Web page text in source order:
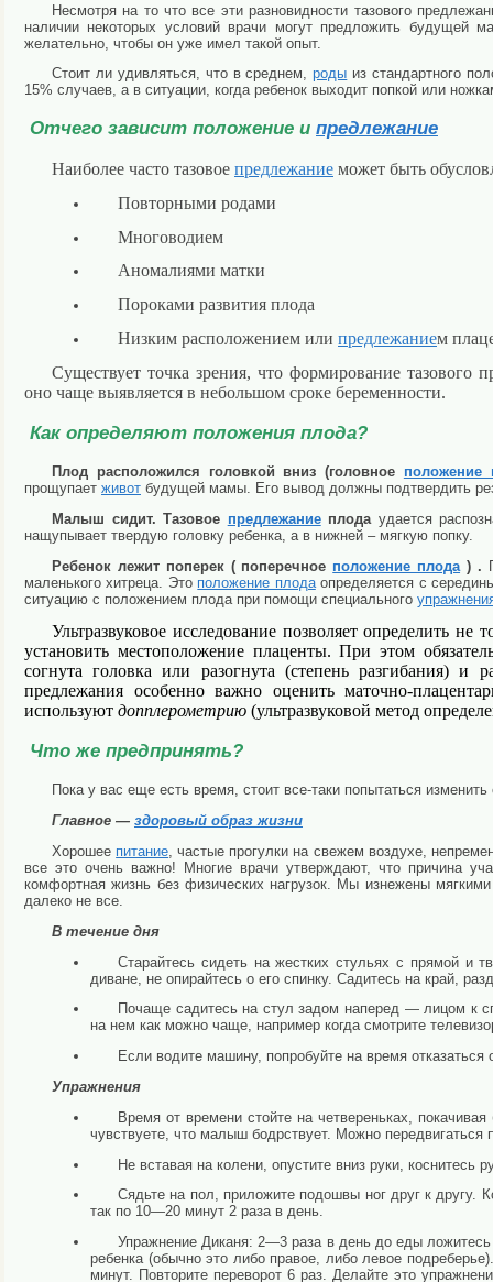
Несмотря на то что все эти разновидности тазового
наличии некоторых условий врачи могут предложить
желательно, чтобы он уже имел такой опыт.
Стоит ли удивляться, что в среднем,роды из стандартного
15% случаев, а в ситуации, когда ребенок выходит попкой или
Отчего зависит положение и предлежание
Наиболее часто тазовое предлежание может быть
Повторными родами
Многоводием
Аномалиями матки
Пороками развития плода
Низким расположением или предлежанием
Существует точка зрения, что формирование тазового
оно чаще выявляется в небольшом сроке беременности.
Как определяют положения плода?
Плод расположился головкой вниз (головное положение
прощупает живот будущей мамы. Его вывод должны подтвердить
Малыш сидит. Тазовое предлежаниеплодаудается
нащупывает твердую головку ребенка, а в нижней – мягкую попку.
Ребенок лежит поперек ( поперечное положение плода ) .
маленького хитреца. Это положение плодаопределяется с
ситуацию с положением плода при помощи специального
Ультразвуковое исследование позволяет определить не
установить местоположение плаценты. При этом
согнута головка или разогнута (степень разгибания)
предлежания особенно важно оценить маточно-
используют допплерометрию (ультразвуковой метод
Что же предпринять?
Пока у вас еще есть время, стоит все-таки попытаться
Главное — здоровый образ жизни
Хорошее питание , частые прогулки на свежем воздухе,
все это очень важно! Многие врачи утверждают, что причина
комфортная жизнь без физических нагрузок. Мы изнежены
далеко не все.
В течение дня
Старайтесь сидеть на жестких стульях с прямой и
диване, не опирайтесь о его спинку. Садитесь на край,
Почаще садитесь на стул задом наперед — лицом к
на нем как можно чаще, например когда смотрите
Если водите машину, попробуйте на время
Упражнения
Время от времени стойте на четвереньках,
чувствуете, что малыш бодрствует. Можно
Не вставая на колени, опустите вниз руки, коснитесь
Сядьте на пол, приложите подошвы ног друг к другу.
так по 10—20 минут 2 раза в день.
Упражнение Диканя: 2—3 раза в день до еды
ребенка (обычно это либо правое, либо левое
минут. Повторите переворот 6 раз. Делайте это